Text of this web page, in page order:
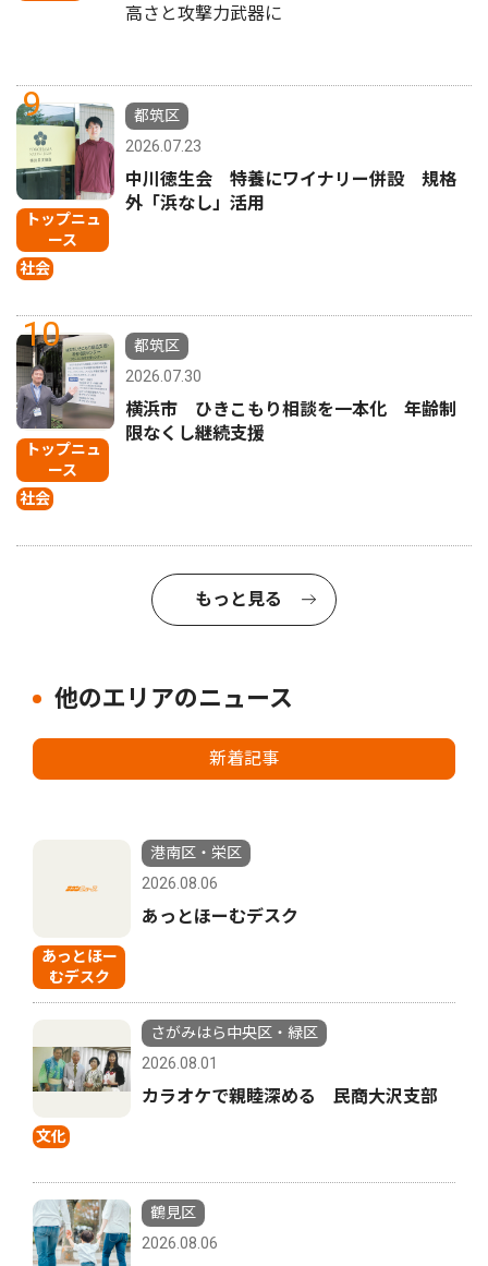
高さと攻撃力武器に
9
トップニュ
ース
社会
都筑区
2026.07.23
中川徳生会 特養にワイナリー併設 規格
外「浜なし」活用
10
トップニュ
ース
社会
都筑区
2026.07.30
横浜市 ひきこもり相談を一本化 年齢制
限なくし継続支援
もっと見る
他のエリアのニュース
新着記事
あっとほー
むデスク
港南区・栄区
2026.08.06
あっとほーむデスク
文化
さがみはら中央区・緑区
2026.08.01
カラオケで親睦深める 民商大沢支部
鶴見区
2026.08.06